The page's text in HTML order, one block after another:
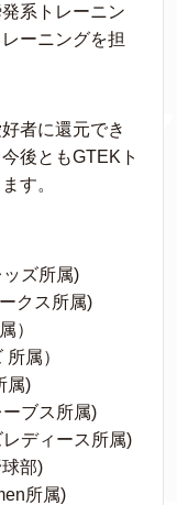
系トレーニン
ーニングを担
者に還元でき
後ともGTEKト
す。
ズ所属)
クス所属)
）
属）
属)
ブス所属)
ディース所属)
部)
所属)